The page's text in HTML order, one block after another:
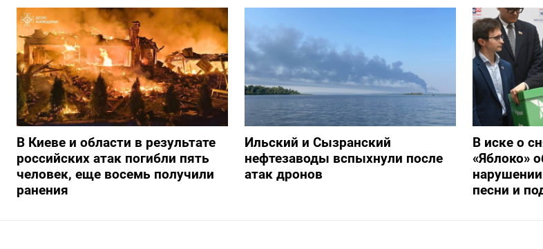
В Киеве и области в результате
российских атак погибли пять
человек, еще восемь получили
ранения
Ильский и Сызранский
нефтезаводы вспыхнули после
атак дронов
В иске о
«Яблоко»
песни и